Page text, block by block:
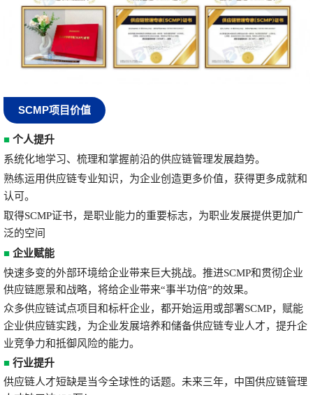
SCMP项目价值
■ 个人提升
系统化地学习、梳理和掌握前沿的供应链管理发展趋势。
熟练运用供应链专业知识，为企业创造更多价值，获得更多成就和
认可。
取得SCMP证书，是职业能力的重要标志，为职业发展提供更加广
泛的空间
■ 企业赋能
快速多变的外部环境给企业带来巨大挑战。推进SCMP和贯彻企业
供应链愿景和战略，将给企业带来“事半功倍”的效果。
众多供应链试点项目和标杆企业，都开始运用或部署SCMP，赋能
企业供应链实践，为企业发展培养和储备供应链专业人才，提升企
业竞争力和抵御风险的能力。
■ 行业提升
供应链人才短缺是当今全球性的话题。未来三年，中国供应链管理